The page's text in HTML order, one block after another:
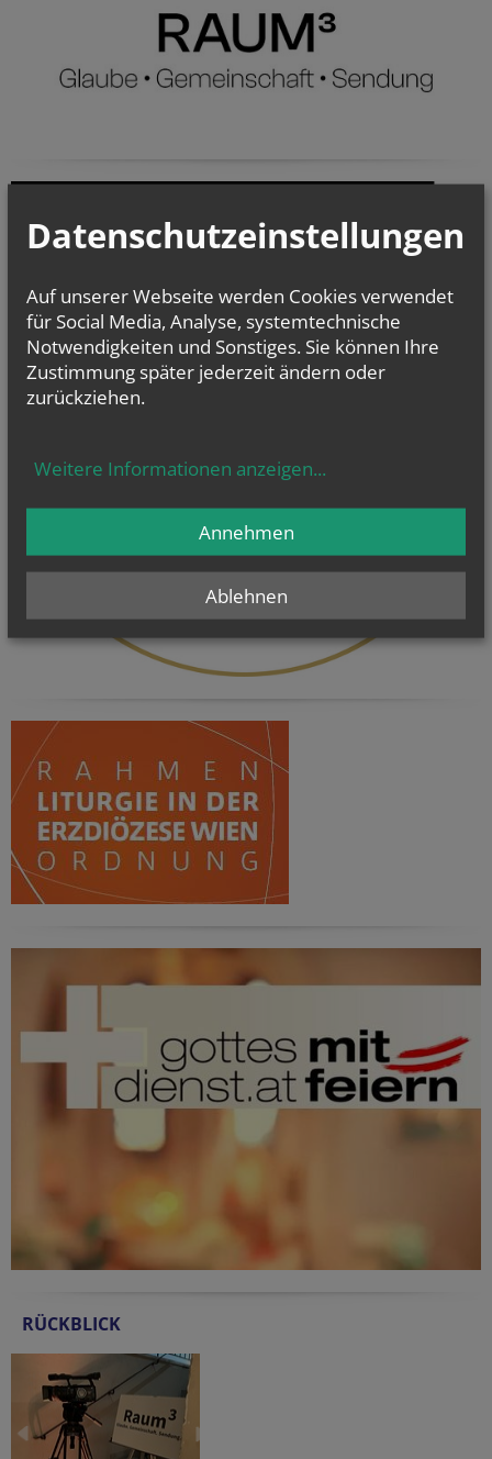
RÜCKBLICK
Datenschutzeinstellungen
Auf unserer Webseite werden Cookies verwendet
für Social Media, Analyse, systemtechnische
Notwendigkeiten und Sonstiges. Sie können Ihre
Zustimmung später jederzeit ändern oder
zurückziehen.
Weitere Informationen anzeigen...
Ablehnen
Annehmen